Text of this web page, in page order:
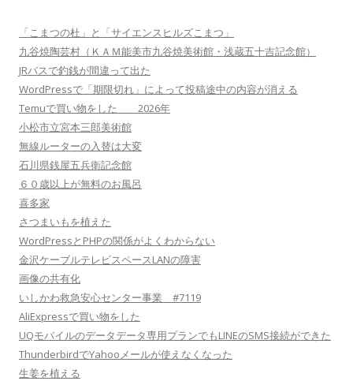
「こまつの杜」と「サイエンスヒルズこまつ」
九谷焼陶芸村（ＫＡＭ能美市九谷焼美術館・浅蔵五十吉記念館）
JRバスで釣銭が間違って出た
WordPressで「期限切れ」によって投稿途中の内容が消える
Temuで買い物をした 2026年
小松市立宮本三郎美術館
無線ルーターの入替は大変
石川県銭屋五兵衛記念館
６０歳以上が無料のお風呂
喜多家
さつまいもを植えた
WordPressとPHPの関係がよくわからない
金沢ケーブルテレビスペースLANの障害
画像の共有化
いしかわ救急安心センター事業 #7119
AliExpressで買い物をした
UQモバイルのデータデータ専用プランでもLINEのSMS接続ができた
ThunderbirdでYahooメールが使えなくなった
生姜を植える